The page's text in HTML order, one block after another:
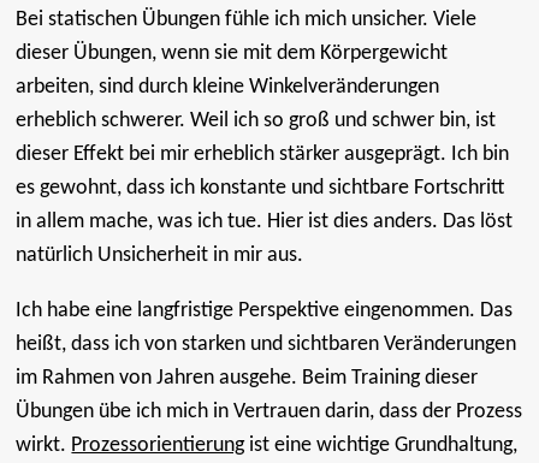
Bei statischen Übungen fühle ich mich unsicher. Viele
dieser Übungen, wenn sie mit dem Körpergewicht
arbeiten, sind durch kleine Winkelveränderungen
erheblich schwerer. Weil ich so groß und schwer bin, ist
dieser Effekt bei mir erheblich stärker ausgeprägt. Ich bin
es gewohnt, dass ich konstante und sichtbare Fortschritt
in allem mache, was ich tue. Hier ist dies anders. Das löst
natürlich Unsicherheit in mir aus.
Ich habe eine langfristige Perspektive eingenommen. Das
heißt, dass ich von starken und sichtbaren Veränderungen
im Rahmen von Jahren ausgehe. Beim Training dieser
Übungen übe ich mich in Vertrauen darin, dass der Prozess
wirkt. Prozessorientierungist eine wichtige Grundhaltung,